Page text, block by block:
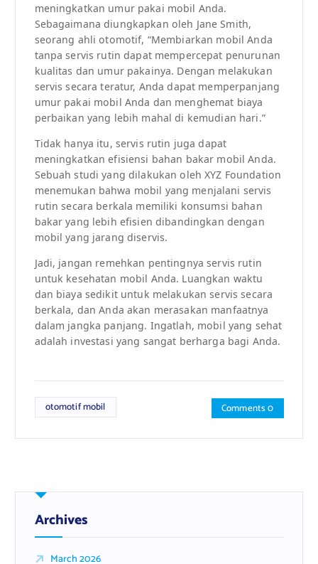
meningkatkan umur pakai mobil Anda.
Sebagaimana diungkapkan oleh Jane Smith,
seorang ahli otomotif, “Membiarkan mobil Anda
tanpa servis rutin dapat mempercepat penurunan
kualitas dan umur pakainya. Dengan melakukan
servis secara teratur, Anda dapat memperpanjang
umur pakai mobil Anda dan menghemat biaya
perbaikan yang lebih mahal di kemudian hari.”
Tidak hanya itu, servis rutin juga dapat
meningkatkan efisiensi bahan bakar mobil Anda.
Sebuah studi yang dilakukan oleh XYZ Foundation
menemukan bahwa mobil yang menjalani servis
rutin secara berkala memiliki konsumsi bahan
bakar yang lebih efisien dibandingkan dengan
mobil yang jarang diservis.
Jadi, jangan remehkan pentingnya servis rutin
untuk kesehatan mobil Anda. Luangkan waktu
dan biaya sedikit untuk melakukan servis secara
berkala, dan Anda akan merasakan manfaatnya
dalam jangka panjang. Ingatlah, mobil yang sehat
adalah investasi yang sangat berharga bagi Anda.
otomotif mobil Comments 0
Archives
March 2026